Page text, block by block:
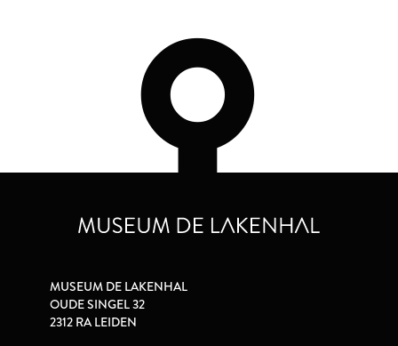
MUSEUM DE LAKENHAL
OUDE SINGEL 32
2312 RA LEIDEN